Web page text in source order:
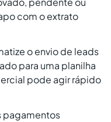
com o extrato
o envio de leads
para uma planilha
pode agir rápido
pagamentos